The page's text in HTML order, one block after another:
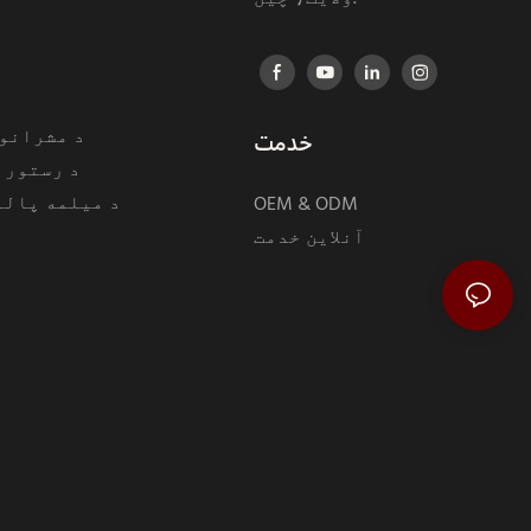
د
د
د میلمه
خدمت
OEM & ODM
آنلاین خدمت